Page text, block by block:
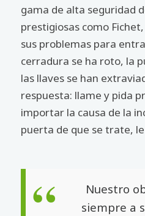
gama de alta seguridad
prestigiosas como
sus problemas para
cerradura se ha roto, la
las llaves se han
respuesta: llame y pida
importar la causa de la
puerta de que se trate,
Nuestro
siempre a